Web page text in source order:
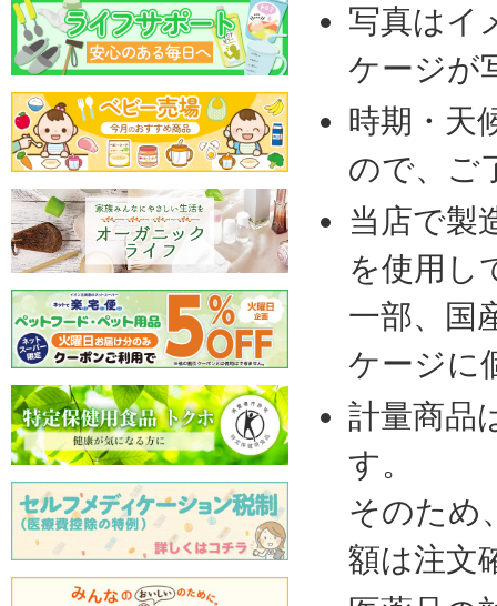
写真はイ
ケージが
時期・天
ので、ご
当店で製
を使用し
一部、国
ケージに
計量商品
す。
そのため
額は注文